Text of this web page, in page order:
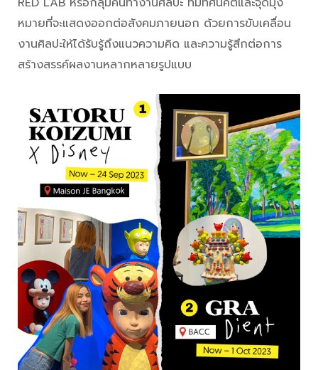
หมายที่จะแสดงออกต่อสังคมภายนอก ด้วยการขับเคลื่อน
งานศิลปะให้ได้รับรู้ถึงแนวความคิด และความรู้สึกต่อการ
สร้างสรรค์ผลงานหลากหลายรูปแบบ